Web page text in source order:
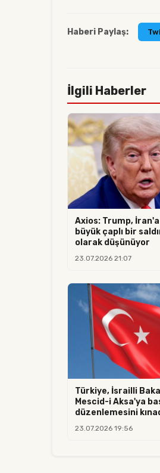
Haberi Paylaş:
İlgili Haberler
Axios: Trump, İran'a
büyük çaplı bir
olarak düşünüyor
23.07.2026 21:07
Türkiye, İsrailli
Mescid-i Aksa'ya
düzenlemesini
23.07.2026 19:56